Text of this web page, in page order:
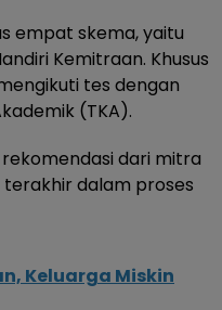
empat skema, yaitu
Kemitraan. Khusus
tes dengan
(TKA).
dari mitra
terakhir dalam proses
Keluarga Miskin